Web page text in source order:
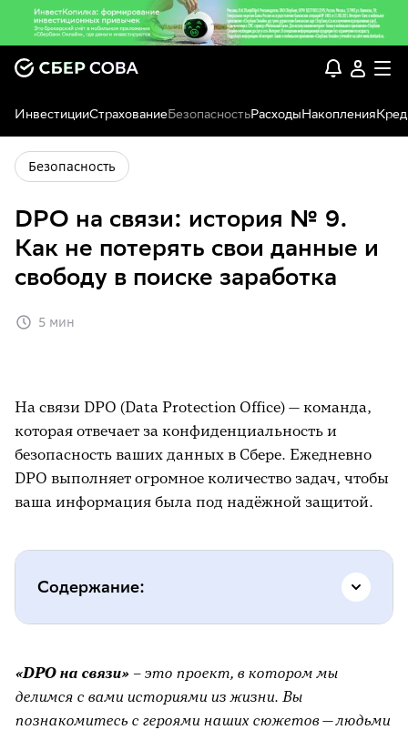
ИнвестицииСтрахованиеБезопасностьРасходыНакопления
Безопасность
DPO на связи: история № 9.
Как не потерять свои данные и
свободу в поиске заработка
5 мин
На связи DPO (Data Protection Office) — команда,
которая отвечает за конфиденциальность и
безопасность ваших данных в Сбере. Ежедневно
DPO выполняет огромное количество задач, чтобы
ваша информация была под надёжной защитой.
Содержание:
к дроповоду
Почему так получилось
«DPO на связи»– это проект, в котором мы
делимся с вами историями из жизни. Вы
познакомитесь с героями наших сюжетов — людьми